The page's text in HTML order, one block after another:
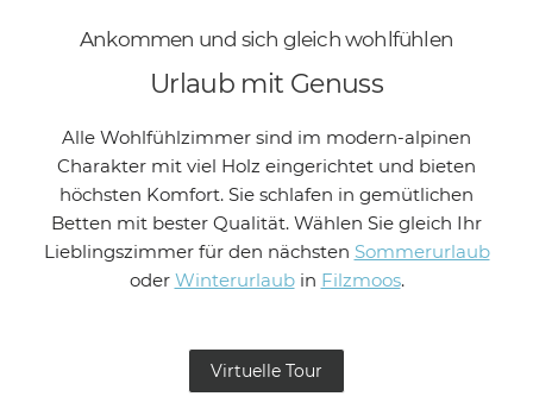
Ankommen und sich gleich wohlfühlen
Urlaub mit Genuss
Alle Wohlfühlzimmer sind im modern-alpinen
Charakter mit viel Holz eingerichtet und bieten
höchsten Komfort. Sie schlafen in gemütlichen
Betten mit bester Qualität. Wählen Sie gleich Ihr
Lieblingszimmer für den nächsten Sommerurlaub
oder Winterurlaubin Filzmoos.
Virtuelle Tour